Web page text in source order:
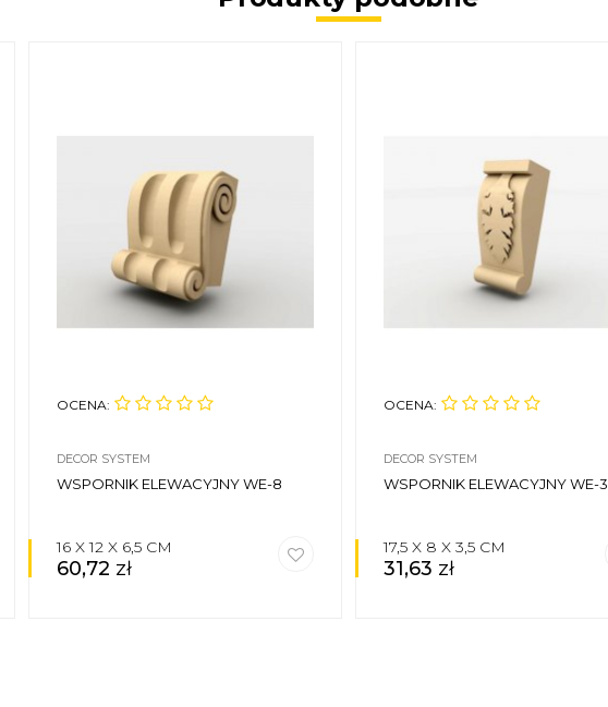
OCENA:
DECOR SYSTEM
WSPORNIK ELEWACYJNY WE-8
16 X 12 X 6,5 CM
60,72 zł
OCENA:
DECOR SYSTEM
WSPORNIK ELEWACYJNY WE-3
17,5 X 8 X 3,5 CM
31,63 zł